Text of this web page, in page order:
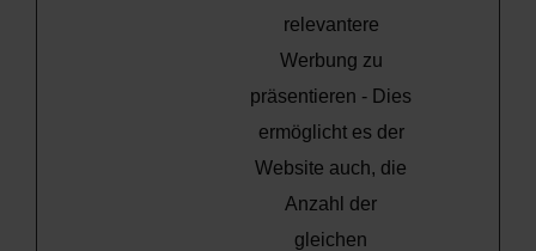
relevantere
Werbung zu
präsentieren - Dies
ermöglicht es der
Website auch, die
Anzahl der
gleichen